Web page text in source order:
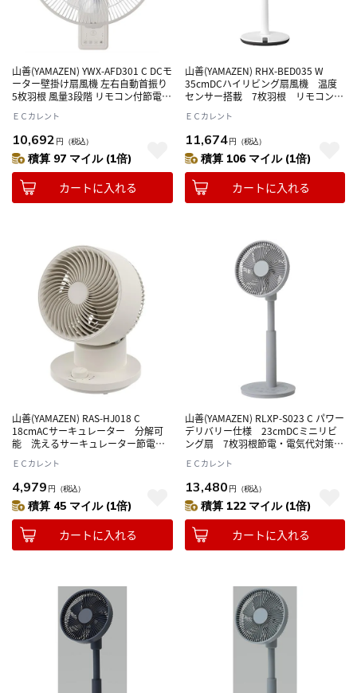
山善(YAMAZEN) YWX-AFD301 C DCモ
ーター壁掛け扇風機 左右自動首振り
5枚羽根 風量3段階 リモコン付節電・
ＥＣカレント
10,692 円 （税込）
積算 97 マイル (1倍)
カートに入れる
山善(YAMAZEN) RHX-BED035 W
35cmDCハイリビング扇風機 温度
センサー搭載 7枚羽根 リモコン
地よい風
ＥＣカレント
11,674円 （税込）
積算 106 マイル (1倍)
カートに入れる
山善(YAMAZEN) RAS-HJ018 C
18cmACサーキュレーター 分解可
能 洗えるサーキュレーター節電・
ＥＣカレント
4,979 円 （税込）
積算 45 マイル (1倍)
カートに入れる
山善(YAMAZEN) RLXP-S023 C パワー
デリバリー仕様 23cmDCミニリビ
ング扇 7枚羽根節電・電気代対策
ＥＣカレント
13,480 円 （税込）
積算 122 マイル (1倍)
カートに入れる